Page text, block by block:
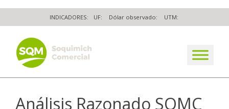
to
content
INDICADORES: UF: Dólar observado: UTM:
The worldwide business formula
Análisis Razonado SQMC